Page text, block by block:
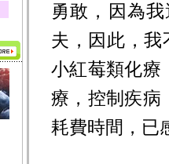
勇敢，因為
夫，因此，我
小紅莓類化療
療，控制疾病
耗費時間，已